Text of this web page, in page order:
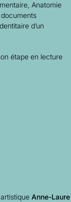
Anatomie
d’un
étape en lecture
Anne-Laure